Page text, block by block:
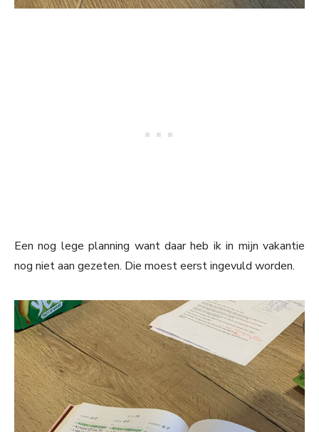
Een nog lege planning want daar heb ik in mijn vakantie
nog niet aan gezeten. Die moest eerst ingevuld worden.